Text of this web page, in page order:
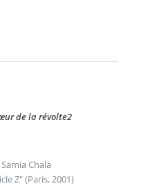
de la révolte2
Chala
Z" (Paris, 2001)